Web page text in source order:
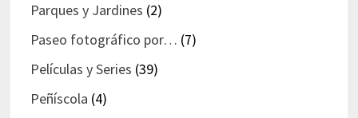
Parques y Jardines (2)
Paseo fotográfico por… (7)
Películas y Series (39)
Peñíscola (4)